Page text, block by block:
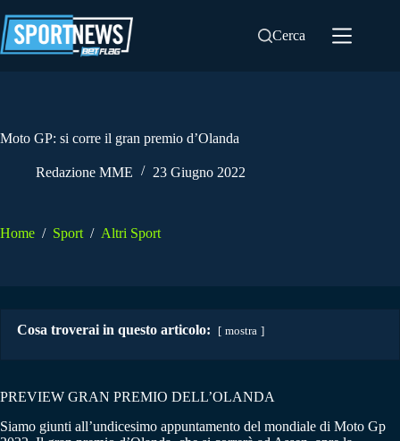
al
contenuto
Cerca
Moto GP: si corre il gran premio d’Olanda
Redazione MME 23 Giugno 2022
Home / Sport / Altri Sport
Cosa troverai in questo articolo: mostra
PREVIEW GRAN PREMIO DELL’OLANDA
Siamo giunti all’undicesimo appuntamento del mondiale di Moto Gp